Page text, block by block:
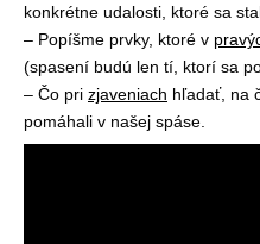
konkrétne udalosti, ktoré sa
– Popíšme prvky, ktoré v
(spasení budú len tí, ktorí sa
– Čo pri zjaveniach hľadať, na
pomáhali v našej spáse.